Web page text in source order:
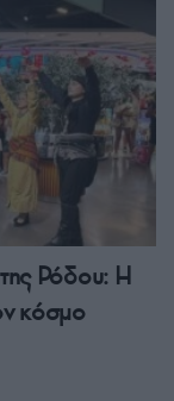
Ρόδου: Η
κόσμο